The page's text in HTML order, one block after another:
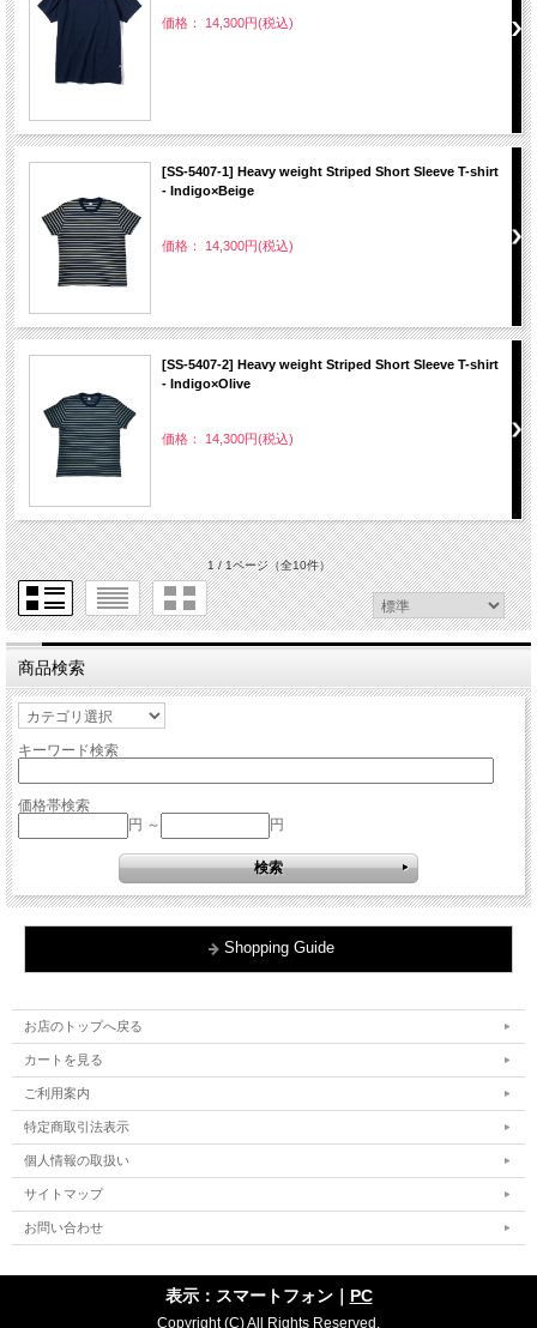
価格： 14,300円(税込)
[SS-5407-1] Heavy weight Striped Short Sleeve T-shirt
- Indigo×Beige
価格： 14,300円(税込)
[SS-5407-2] Heavy weight Striped Short Sleeve T-shirt
- Indigo×Olive
価格： 14,300円(税込)
1 / 1ページ（全10件）
商品検索
キーワード検索
価格帯検索
円 ～
円
Shopping Guide
お店のトップへ戻る
カートを見る
ご利用案内
特定商取引法表示
個人情報の取扱い
サイトマップ
お問い合わせ
表示：スマートフォン｜ PC
Copyright (C) All Rights Reserved.